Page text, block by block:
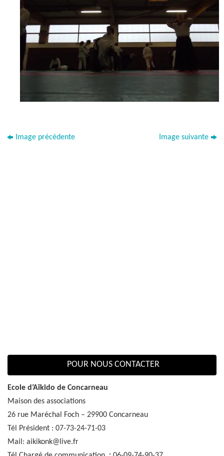
Image précédente Image suivante
POUR NOUS CONTACTER
Ecole d’Aïkido de Concarneau
Maison des associations
26 rue Maréchal Foch – 29900 Concarneau
Tél Président : 07-73-24-71-03
Mail: aikikonk@live.fr